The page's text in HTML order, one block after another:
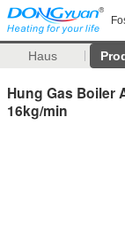
Haus
Hung Gas Boiler
16kg/min